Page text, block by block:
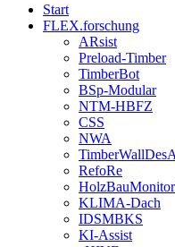
Start
FLEX.forschung
ARsist
Preload-Timber
TimberBot
BSp-Modular
NTM-HBFZ
CSS
NWA
RefoRe
KLIMA-Dach
IDSMBKS
KI-Assist